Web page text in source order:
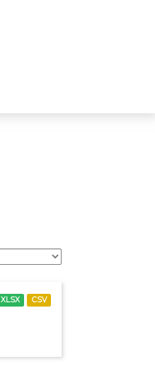
XLSX CSV